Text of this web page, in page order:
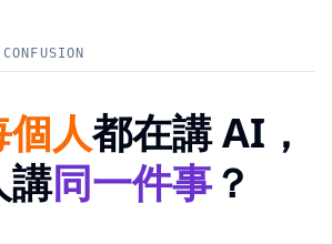
個人都在講 AI，
講同一件事？